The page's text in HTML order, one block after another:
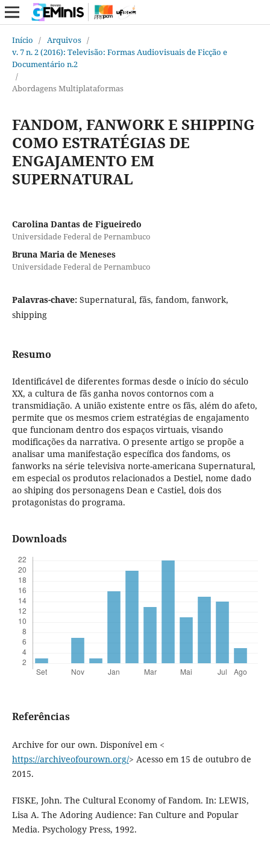
Início / Arquivos /
v. 7 n. 2 (2016): Televisão: Formas Audiovisuais de Ficção e
Documentário n.2
/
Abordagens Multiplataformas
FANDOM, FANWORK E SHIPPING
COMO ESTRATÉGIAS DE
ENGAJAMENTO EM
SUPERNATURAL
Carolina Dantas de Figueiredo
Universidade Federal de Pernambuco
Bruna Maria de Meneses
Universidade Federal de Pernambuco
Palavras-chave: Supernatural, fãs, fandom, fanwork,
shipping
Resumo
Identificável de diferentes formas desde o início do século
XX, a cultura de fãs ganha novos contornos com a
transmidiação. A união existente entre os fãs, além do afeto,
permite que os mesmos criem estratégias de engajamento
que funcionam dentro dos espaços virtuais, visando
modificações da narrativa. O presente artigo se propõe a
analisar uma manifestação específica dos fandoms, os
fanworks na série televisiva norte-americana Supernatural,
em especial os produtos relacionados a Destiel, nome dado
ao shiping dos personagens Dean e Castiel, dois dos
protagonistas do programa.
Downloads
Referências
Archive for our own. Disponível em <
https://archiveofourown.org/> Acesso em 15 de outubro de
2015.
FISKE, John. The Cultural Economy of Fandom. In: LEWIS,
Lisa A. The Adoring Audience: Fan Culture and Popular
Media. Psychology Press, 1992.